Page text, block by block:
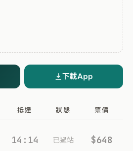
下載App
抵達 狀態 票價
14:14 已過站 $648